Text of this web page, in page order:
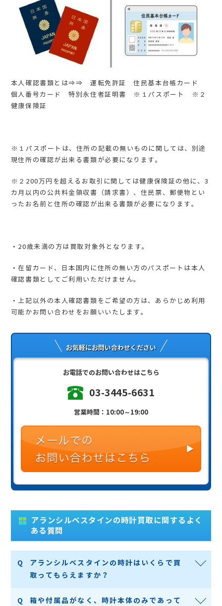
本人確認書類とは⇒⇒ 運転免許証 住民基本台帳カード
個人番号カード 特別永住者証明書 ※１パスポート ※２
健康保険証
※１パスポートは、住所の記載の無いものに関しては、別途
現住所の確認が出来る書類が必要になります。
※２200万円を超えるお取引に関しては健康保険証の他に、3
カ月以内の公共料金領収書（請求書）、住民票、郵便物とい
ったお名前と住所の確認が出来る書類が必要になります。
・20歳未満の方は買取対象外となります。
・在留カード、日本国内に住所の無い方のパスポートは本人
確認書類としてご利用いただけません。
・上記以外の本人確認書類をご希望の方は、あらかじめ利用
可能かお問い合わせをお願いいたします。
お気軽にお問い合わせください
お電話でのお問い合わせはこちら
03-3445-6631
営業時間：10:00～19:00
アランシルベスタインの時計買取に関するよく
ある質問
アランシルベスタインの時計はいくらで買
取ってもらえますか？
箱や付属品がなく、時計本体のみであって